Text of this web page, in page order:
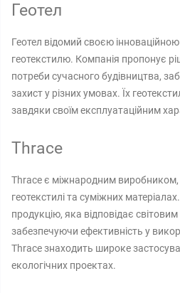
Геотел
Геотел відомий своєю
геотекстилю. Компанія пропонує
потреби сучасного будівництва,
захист у різних умовах. Їх
завдяки своїм експлуатаційним
Thrace
Thrace є міжнародним виробником,
геотекстилі та суміжних
продукцію, яка відповідає
забезпечуючи ефективність у
Thrace знаходить широке
екологічних проектах.